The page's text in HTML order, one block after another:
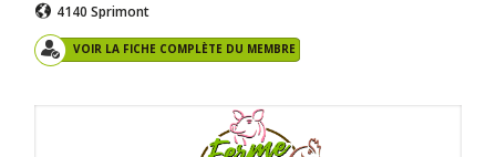
4140 Sprimont
VOIR LA FICHE COMPLÈTE DU MEMBRE